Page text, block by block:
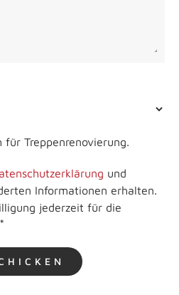
für Treppenrenovierung.
und
Informationen erhalten.
jederzeit für die
*